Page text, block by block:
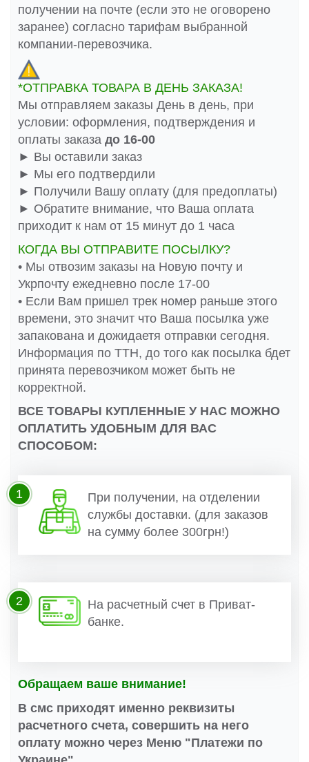
получении на почте (если это не оговорено
заранее) согласно тарифам выбранной
компании-перевозчика.
*ОТПРАВКА ТОВАРА В ДЕНЬ ЗАКАЗА!
Мы отправляем заказы День в день, при
условии: оформления, подтверждения и
оплаты заказа до 16-00
► Вы оставили заказ
► Мы его подтвердили
► Получили Вашу оплату (для предоплаты)
► Обратите внимание, что Ваша оплата
приходит к нам от 15 минут до 1 часа
КОГДА ВЫ ОТПРАВИТЕ ПОСЫЛКУ?
• Мы отвозим заказы на Новую почту и
Укрпочту ежедневно после 17-00
• Если Вам пришел трек номер раньше этого
времени, это значит что Ваша посылка уже
запакована и дожидаетя отправки сегодня.
Информация по ТТН, до того как посылка бдет
принята перевозчиком может быть не
корректной.
ВСЕ ТОВАРЫ КУПЛЕННЫЕ У НАС МОЖНО
ОПЛАТИТЬ УДОБНЫМ ДЛЯ ВАС
СПОСОБОМ:
При получении, на отделении
службы доставки. (для заказов
на сумму более 300грн!)
1
На расчетный счет в Приват-
банке.
2
Обращаем ваше внимание!
В смс приходят именно реквизиты
расчетного счета, совершить на него
оплату можно через Меню "Платежи по